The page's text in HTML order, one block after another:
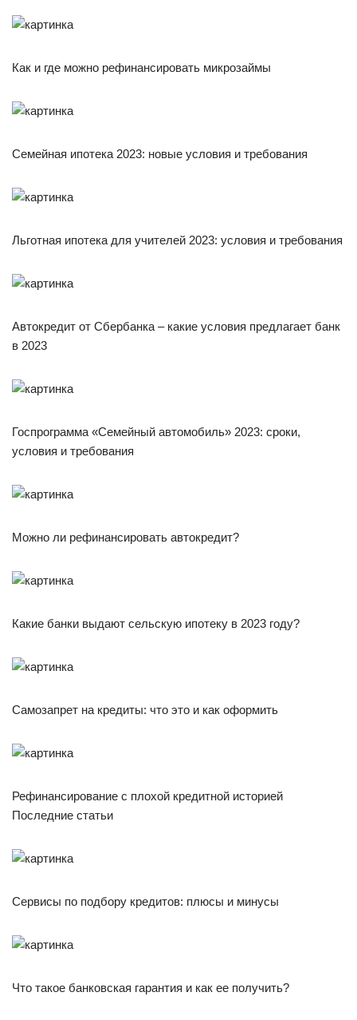
Как и где можно рефинансировать микрозаймы
Семейная ипотека 2023: новые условия и требования
Льготная ипотека для учителей 2023: условия и требования
Автокредит от Сбербанка – какие условия предлагает банк
в 2023
Госпрограмма «Семейный автомобиль» 2023: сроки,
условия и требования
Можно ли рефинансировать автокредит?
Какие банки выдают сельскую ипотеку в 2023 году?
Самозапрет на кредиты: что это и как оформить
Рефинансирование с плохой кредитной историей
Последние статьи
Сервисы по подбору кредитов: плюсы и минусы
Что такое банковская гарантия и как ее получить?